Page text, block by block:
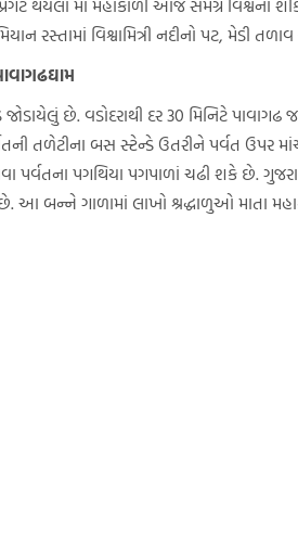
થયેલા મા મહાકાળી આજે સમગ્ર
રસ્તામાં વિશ્વામિત્રી નદીનો પટ,
જોડાયેલું છે. વડોદરાથી દર 30 મિનિટે
તળેટીના બસ સ્ટેન્ડે ઉતરીને પર્વત ઉપર
પર્વતના પગથિયા પગપાળાં ચઢી શકે છે.
બન્ને ગાળામાં લાખો શ્રદ્ધાળુઓ માતા